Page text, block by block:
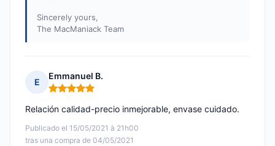
Sincerely yours,
The MacManiack Team
E
Emmanuel B.
Nota: 5 de 5
Publicado el 15/05/2021 à 21h00
tras una compra de 04/05/2021
Relación calidad-precio inmejorable, envase cuidado.